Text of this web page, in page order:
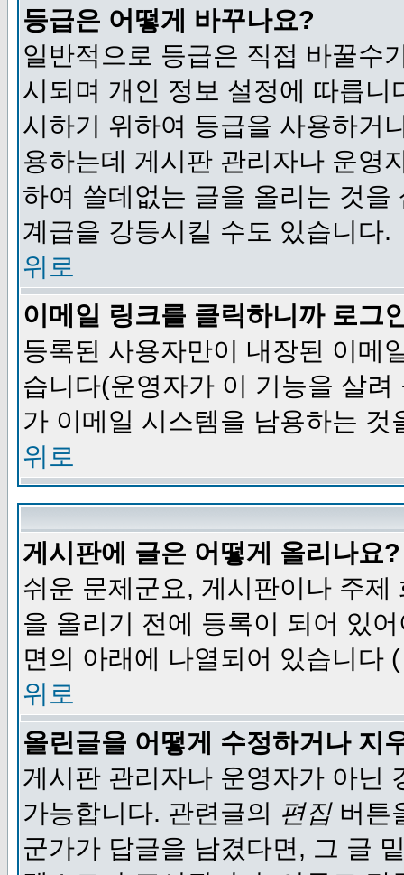
등급은 어떻게 바꾸나요?
일반적으로 등급은 직접 바꿀수
시되며 개인 정보 설정에 따릅
시하기 위하여 등급을 사용하거
용하는데 게시판 관리자나 운영
하여 쓸데없는 글을 올리는 것
계급을 강등시킬 수도 있습니다.
위로
이메일 링크를 클릭하니까 로그
등록된 사용자만이 내장된 이메
습니다(운영자가 이 기능을 살
가 이메일 시스템을 남용하는 것
위로
게시판에 글은 어떻게 올리나요?
쉬운 문제군요, 게시판이나 주
을 올리기 전에 등록이 되어 있
면의 아래에 나열되어 있습니다 (
위로
올린글을 어떻게 수정하거나 지
게시판 관리자나 운영자가 아닌
가능합니다. 관련글의 편집버튼
군가가 답글을 남겼다면, 그 글